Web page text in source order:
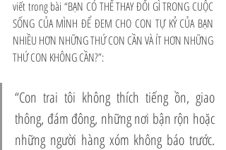
viết trong bài “BẠN CÓ THỂ THAY ĐỔI GÌ TRONG CUỘC
SỐNG CỦA MÌNH ĐỂ ĐEM CHO CON TỰ KỶ CỦA BẠN
NHIỀU HƠN NHỮNG THỨ CON CẦN VÀ ÍT HƠN NHỮNG
THỨ CON KHÔNG CẦN?”:
“Con trai tôi không thích tiếng ồn, giao
thông, đám đông, những nơi bận rộn hoặc
những người hàng xóm không báo trước.